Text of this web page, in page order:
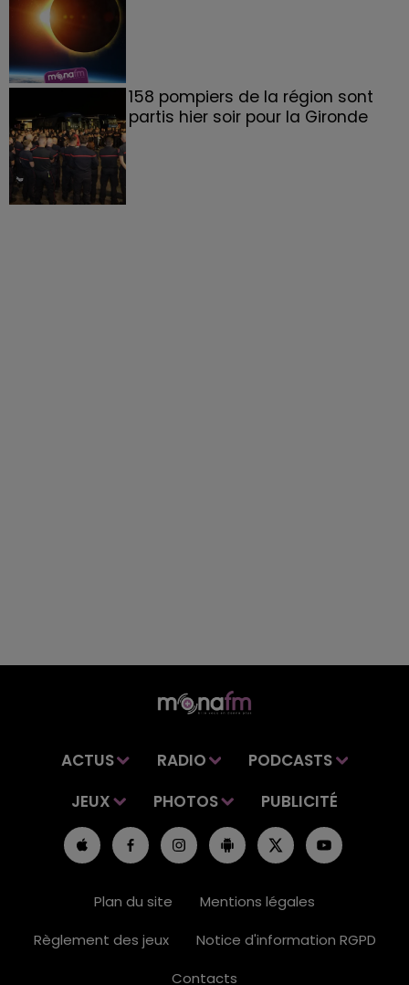
158 pompiers de la région sont
partis hier soir pour la Gironde
ACTUS RADIO
PODCASTS
JEUX
PHOTOS PUBLICITÉ
Plan du site
Mentions légales
Règlement des jeux
Notice d'information RGPD
Contacts